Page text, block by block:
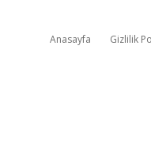
Anasayfa Gizlilik